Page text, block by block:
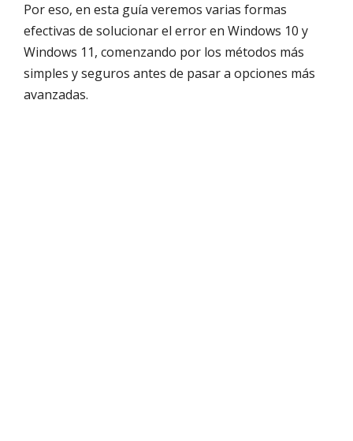
Por eso, en esta guía veremos varias formas
efectivas de solucionar el error en Windows 10 y
Windows 11, comenzando por los métodos más
simples y seguros antes de pasar a opciones más
avanzadas.